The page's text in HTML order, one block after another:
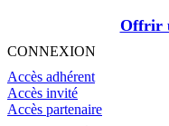
Offrir
CONNEXION
Accès adhérent
Accès invité
Accès partenaire